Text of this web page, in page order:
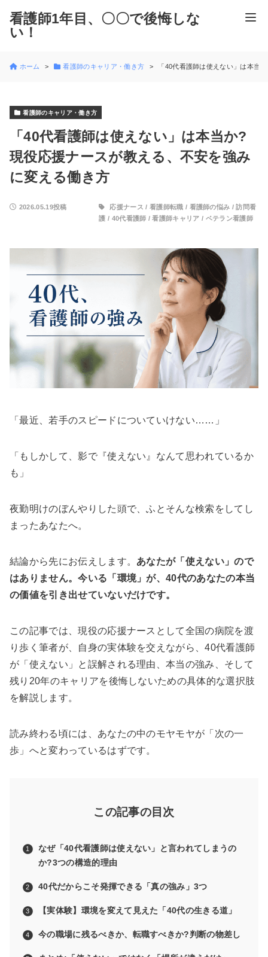
看護師1年目、〇〇で後悔しな
い！
ホーム 看護師のキャリア・働き方 「40代看護師は使えない」は本当
看護師のキャリア・働き方
「40代看護師は使えない」は本当か?
現役応援ナースが教える、不安を強み
に変える働き方
2026.05.19投稿 応援ナース / 看護師転職 / 看護師の悩み /訪問看
護 / 40代看護師 /看護師キャリア / ベテラン看護師
「最近、若手のスピードについていけない……」
「もしかして、影で『使えない』なんて思われているか
も」
夜勤明けのぼんやりした頭で、ふとそんな検索をしてし
まったあなたへ。
結論から先にお伝えします。 あなたが「使えない」ので
はありません。今いる「環境」が、40代のあなたの本当
の価値を引き出せていないだけです。
この記事では、現役の応援ナースとして全国の病院を渡
り歩く筆者が、自身の実体験を交えながら、40代看護師
が「使えない」と誤解される理由、本当の強み、そして
残り20年のキャリアを後悔しないための具体的な選択肢
を解説します。
読み終わる頃には、あなたの中のモヤモヤが「次の一
歩」へと変わっているはずです。
この記事の目次
なぜ「40代看護師は使えない」と言われてしまうの
か?3つの構造的理由
40代だからこそ発揮できる「真の強み」3つ
【実体験】環境を変えて見えた「40代の生きる道」
今の職場に残るべきか、転職すべきか?判断の物差し